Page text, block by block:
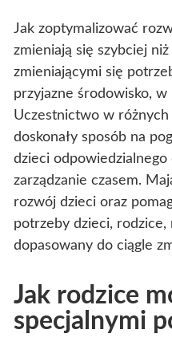
Jak zoptymalizować
zmieniają się szybciej
zmieniającymi się
przyjazne środowisko,
Uczestnictwo w
doskonały sposób na
dzieci odpowiedzialnego
zarządzanie czasem.
rozwój dzieci oraz
potrzeby dzieci,
dopasowany do ciągle
Jak rodzice
specjalnymi